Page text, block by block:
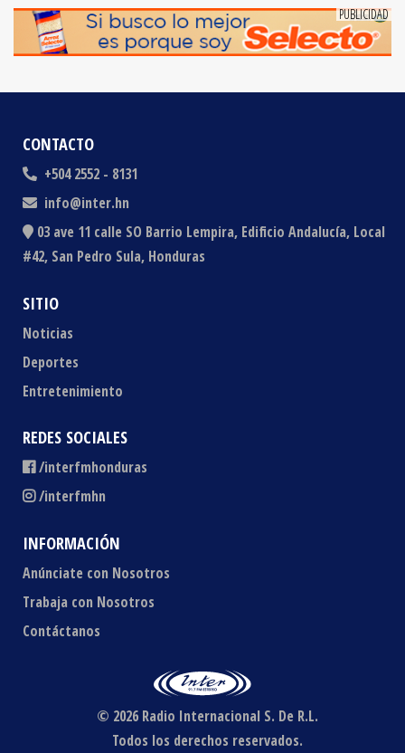
CONTACTO
+504 2552 - 8131
info@inter.hn
03 ave 11 calle SO Barrio Lempira, Edificio Andalucía, Local
#42, San Pedro Sula, Honduras
SITIO
Noticias
Deportes
Entretenimiento
REDES SOCIALES
/interfmhonduras
/interfmhn
INFORMACIÓN
Anúnciate con Nosotros
Trabaja con Nosotros
Contáctanos
© 2026 Radio Internacional S. De R.L.
Todos los derechos reservados.